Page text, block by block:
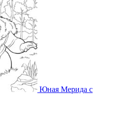
Юная Мерида с